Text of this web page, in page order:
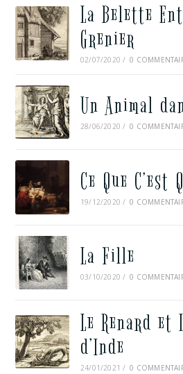
La Belette
Grenier
02/07/2020 / 0
Un Animal
28/06/2020 / 0
Ce Que C’est
19/12/2020 / 0
La Fille
03/10/2020 / 0
Le Renard et
d’Inde
24/01/2021 / 0